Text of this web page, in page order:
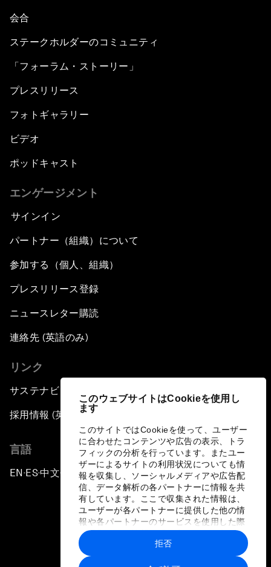
このウェブサイトはCookieを使用し
ます
このサイトではCookieを使って、ユーザー
に合わせたコンテンツや広告の表示、トラ
フィックの分析を行っています。またユー
ザーによるサイトの利用状況についても情
報を収集し、ソーシャルメディアや広告配
信、データ解析の各パートナーに情報を共
有しています。ここで収集された情報は、
ユーザーが各パートナーに提供した他の情
報や各パートナーのサービスを使用した際
に収集された情報と組み合わされ、各パー
トナーによって使用されることがありま
す。
拒否
会合
ステークホルダーのコミュニティ
「フォーラム・ストーリー」
プレスリリース
フォトギャラリー
ビデオ
ポッドキャスト
エンゲージメント
サインイン
パートナー（組織）について
参加する（個人、組織）
プレスリリース登録
ニュースレター購読
連絡先 (英語のみ)
リンク
サステナビリティへの取り組み
採用情報 (英語のみ)
言語
EN ▪ES▪中文▪ 日本語
プライバシーポリシーと利用規約